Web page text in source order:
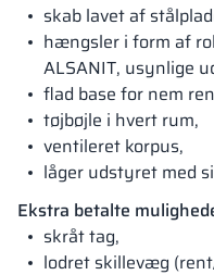
skab lavet af
hængsler i form af
ALSANIT, usynlige
flad base for nem
tøjbøjle i hvert rum,
ventileret korpus,
låger udstyret med
Ekstra betalte
skråt tag,
lodret skillevæg